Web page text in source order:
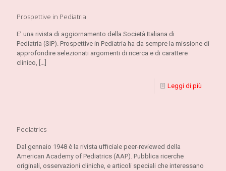
Prospettive in Pediatria
E’ una rivista di aggiornamento della Società Italiana di
Pediatria (SIP). Prospettive in Pediatria ha da sempre la missione di
approfondire selezionati argomenti di ricerca e di carattere
clinico, […]
Leggi di più
Pediatrics
Dal gennaio 1948 è la rivista ufficiale peer-reviewed della
American Academy of Pediatrics (AAP). Pubblica ricerche
originali, osservazioni cliniche, e articoli speciali che interessano